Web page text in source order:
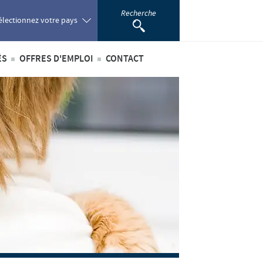
votre pays
Recherche
internationales
au sein du Benelux
OFFRES D'EMPLOI
Offres d'emploi internationales
Offres d'emploi au sein du Benelux
CONTACT